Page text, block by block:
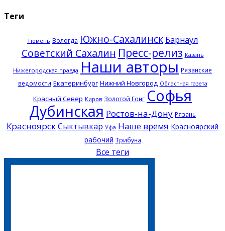
Теги
Тюмень Вологда Южно-Сахалинск Барнаул
Советский Сахалин Пресс-релиз Казань
Нижегородская правда Наши авторы Рязанские
ведомости Екатеринбург Нижний Новгород Областная газета
Красный Север Киров Золотой Гонг Софья
Дубинская Ростов-на-Дону Рязань
КрасноярскСыктывкар Уфа Наше время Красноярский
рабочий Трибуна
Все теги